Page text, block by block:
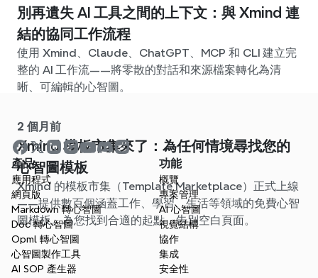
別再遺失 AI 工具之間的上下文：與 Xmind 連
結的協同工作流程
使用 Xmind、Claude、ChatGPT、MCP 和 CLI 建立完
整的 AI 工作流——將零散的對話和來源檔案轉化為清
晰、可編輯的心智圖。
2 個月前
Xmind 模板市集來了：為任何情境尋找您的
心智圖模板
Xmind 的模板市集（Template Marketplace）正式上線
——提供數百個涵蓋工作、學習、生活等領域的免費心智
圖模板。為您找到合適的起點，告別空白頁面。
產品
應用程式
網頁版
Markdown 轉心智圖
Doc 轉心智圖
Opml 轉心智圖
心智圖製作工具
AI SOP 產生器
功能
概覽
專案管理
AI 心智圖
視覺結構
協作
集成
安全性